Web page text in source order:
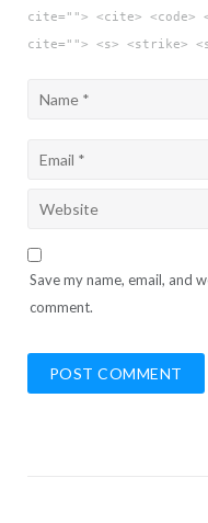
cite=""> <cite> <code>
cite=""> <s> <strike>
Save my name, email, and
comment.